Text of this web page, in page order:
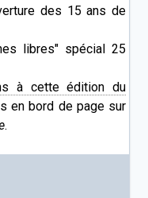
des 15 ans de
libres" spécial 25
à cette édition du
en bord de page sur
.